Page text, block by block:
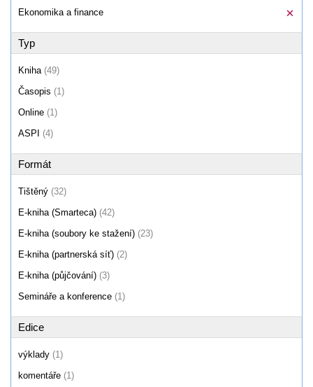
Ekonomika a finance
Typ
Kniha (49)
Časopis (1)
Online (1)
ASPI (4)
Formát
Tištěný (32)
E-kniha (Smarteca) (42)
E-kniha (soubory ke stažení) (23)
E-kniha (partnerská síť) (2)
E-kniha (půjčování) (3)
Semináře a konference (1)
Edice
výklady (1)
komentáře (1)